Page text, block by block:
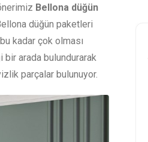
Bellona düğün
düğün paketleri
kadar çok olması
bir arada bulundurarak
parçalar bulunuyor.